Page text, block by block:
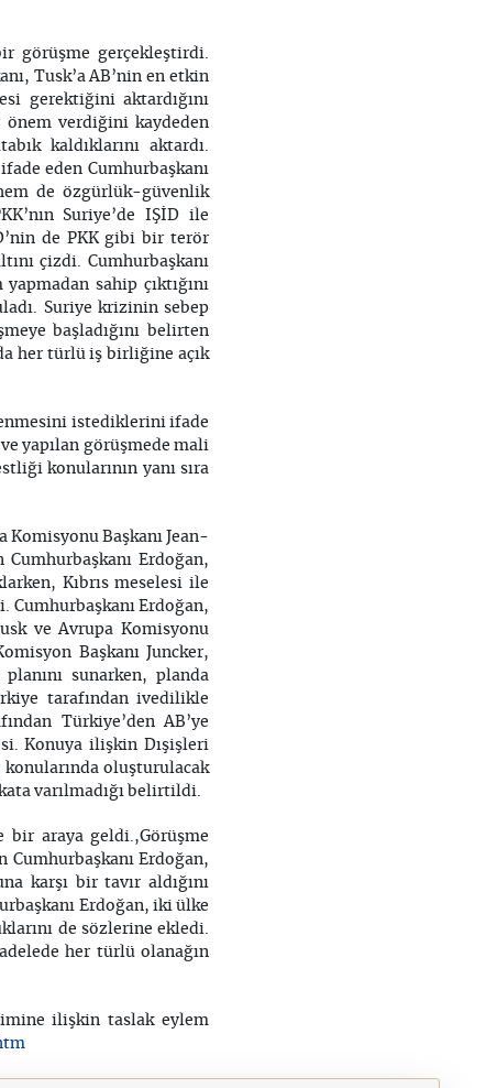
görüşme gerçekleştirdi.
Tusk’a AB’nin en etkin
gerektiğini aktardığını
verdiğini kaydeden
kaldıklarını aktardı.
eden Cumhurbaşkanı
de özgürlük-güvenlik
Suriye’de IŞİD ile
de PKK gibi bir terör
çizdi. Cumhurbaşkanı
sahip çıktığını
Suriye krizinin sebep
başladığını belirten
her türlü iş birliğine açık
istediklerini ifade
yapılan görüşmede mali
konularının yanı sıra
Komisyonu Başkanı Jean-
Erdoğan,
Kıbrıs meselesi ile
Cumhurbaşkanı Erdoğan,
ve Avrupa Komisyonu
Başkanı Juncker,
sunarken, planda
tarafından ivedilikle
Türkiye’den AB’ye
Konuya ilişkin Dışişleri
konularında oluşturulacak
varılmadığı belirtildi.
bir araya geldi.,Görüşme
Cumhurbaşkanı Erdoğan,
karşı bir tavır aldığını
Erdoğan, iki ülke
de sözlerine ekledi.
her türlü olanağın
ilişkin taslak eylem